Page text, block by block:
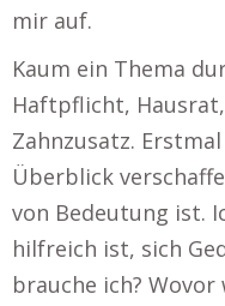
mir auf.
Kaum ein Thema
Haftpflicht,
Zahnzusatz.
Überblick
von Bedeutung ist.
hilfreich ist, sich
brauche ich?